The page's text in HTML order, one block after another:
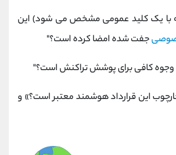
با یک کلید عمومی مشخص می شود) این
جفت شده امضا کرده است؟"
وجوه کافی برای پوشش تراکنش است؟"
این قرارداد هوشمند معتبر است؟» و